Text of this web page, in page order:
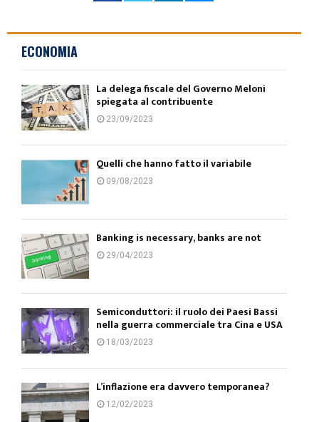
ECONOMIA
La delega fiscale del Governo Meloni
spiegata al contribuente
23/09/2023
Quelli che hanno fatto il variabile
09/08/2023
Banking is necessary, banks are not
29/04/2023
Semiconduttori: il ruolo dei Paesi Bassi
nella guerra commerciale tra Cina e USA
18/03/2023
L’inflazione era davvero temporanea?
12/02/2023